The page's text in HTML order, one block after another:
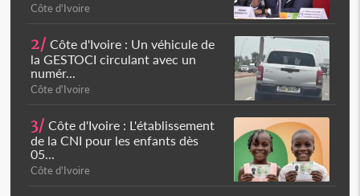
Côte d'Ivoire
2/ Côte d'Ivoire : Un véhicule de
la GESTOCI circulant avec un
numér...
Côte d'Ivoire
3/ Côte d'Ivoire : L'établissement
de la CNI pour les enfants dès
05...
Côte d'Ivoire